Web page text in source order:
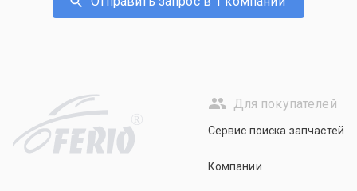
R
Для покупателей
Сервис поиска запчастей
Компании